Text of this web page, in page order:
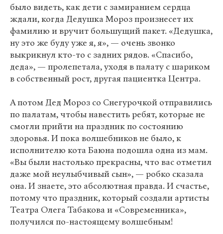
было видеть, как дети с замиранием сердца
ждали, когда Дедушка Мороз произнесет их
фамилию и вручит большущий пакет. «Дедушка,
ну это же буду уже я, я», — очень звонко
выкрикнул кто-то с задних рядов. «Спасибо,
деда», — пролепетала, уходя в палату с шариком
в собственный рост, другая пациентка Центра.
А потом Дед Мороз со Снегурочкой отправились
по палатам, чтобы навестить ребят, которые не
смогли прийти на праздник по состоянию
здоровья. И пока волшебников не было, к
исполнителю кота Баюна подошла одна из мам.
«Вы были настолько прекрасны, что вас отметил
даже мой неулыбчивый сын», — робко сказала
она. И знаете, это абсолютная правда. И счастье,
потому что праздник, который создали артисты
Театра Олега Табакова и «Современника»,
получился по-настоящему волшебным!